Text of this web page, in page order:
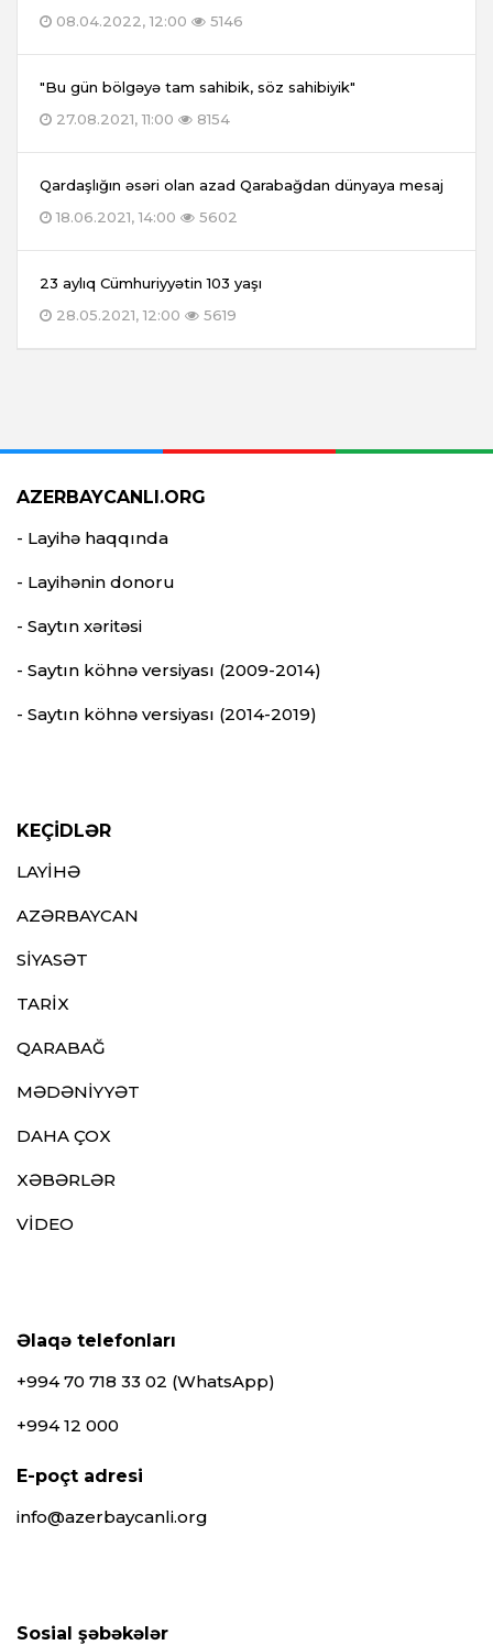
08.04.2022, 12:00
5146
"Bu gün bölgəyə tam sahibik, söz sahibiyik"
27.08.2021, 11:00
8154
Qardaşlığın əsəri olan azad Qarabağdan dünyaya mesaj
18.06.2021, 14:00
5602
23 aylıq Cümhuriyyətin 103 yaşı
28.05.2021, 12:00
5619
AZERBAYCANLI.ORG
- Layihə haqqında
- Layihənin donoru
- Saytın xəritəsi
- Saytın köhnə versiyası (2009-2014)
- Saytın köhnə versiyası (2014-2019)
KEÇİDLƏR
LAYİHƏ
AZƏRBAYCAN
SİYASƏT
TARİX
QARABAĞ
MƏDƏNİYYƏT
DAHA ÇOX
XƏBƏRLƏR
VİDEO
Əlaqə telefonları
+994 70 718 33 02 (WhatsApp)
+994 12 000
E-poçt adresi
info@azerbaycanli.org
Sosial şəbəkələr